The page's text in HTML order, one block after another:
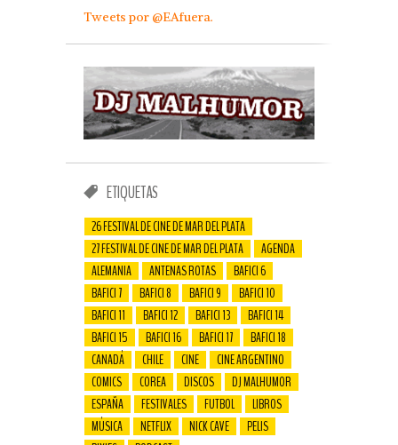
Tweets por @EAfuera.
ETIQUETAS
26 FESTIVAL DE CINE DE MAR DEL PLATA
27 FESTIVAL DE CINE DE MAR DEL PLATA
AGENDA
ALEMANIA
ANTENAS ROTAS
BAFICI 6
BAFICI 7
BAFICI 8 BAFICI 9
BAFICI 10
BAFICI 11
BAFICI 12 BAFICI 13
BAFICI 14
BAFICI 15
BAFICI 16 BAFICI 17
BAFICI 18
CANADÁ
CHILE CINE
CINE ARGENTINO
COMICS
COREA DISCOS
DJ MALHUMOR
ESPAÑA
FESTIVALES FUTBOL
LIBROS
MÚSICA
NETFLIX NICK CAVE
PELIS